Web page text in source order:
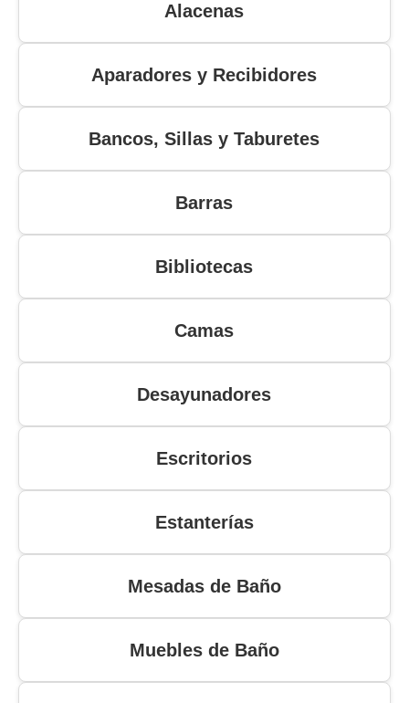
Alacenas
Aparadores y Recibidores
Bancos, Sillas y Taburetes
Barras
Bibliotecas
Camas
Desayunadores
Escritorios
Estanterías
Mesadas de Baño
Muebles de Baño